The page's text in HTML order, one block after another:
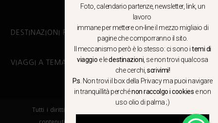
DESTINAZIONI PRINCIPALI
VIAGGI A TEMA
Tutti i diritti riservati. E’ vietata la copia e la riproduzione dei
Foto, calendario partenze, newsletter, link, un
lavoro
immane per mettere on-line il mezzo migliaio di
pagine che comporranno il sito.
Il meccanismo però è lo stesso: ci sono itemi di
viaggio e ledestinazioni , se non trovi qualcosa
che cerchi,scrivimi!
P.s . Non trovi il box della Privacy ma puoi navigare
in tranquillità perchénon raccolgo i cookies e non
uso olio di palma ;)